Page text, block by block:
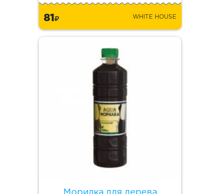
81 WHITE HOUSE